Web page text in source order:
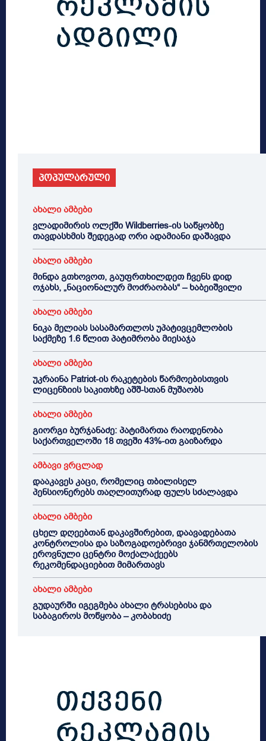
პოპულარული
ახალი ამბები
ვლადიმირის ოლქში Wildberries-ის საწყობზე
თავდასხმის შედეგად ორი ადამიანი დაშავდა
ახალი ამბები
მინდა გთხოვოთ, გაუფრთხილდეთ ჩვენს დიდ
ოჯახს, „ნაციონალურ მოძრაობას“ – ხაბეიშვილი
ახალი ამბები
ნიკა მელიას სასამართლოს უპატივცემლობის
საქმეზე 1.6 წლით პატიმრობა მიესაჯა
ახალი ამბები
უკრაინა Patriot-ის რაკეტების წარმოებისთვის
ლიცენზიის საკითხზე აშშ-სთან მუშაობს
ახალი ამბები
გიორგი ბურჯანაძე: პატიმართა რაოდენობა
საქართველოში 18 თვეში 43%-ით გაიზარდა
ამბავი ვრცლად
დააკავეს კაცი, რომელიც თბილისელ
პენსიონერებს თაღლითურად ფულს სძალავდა
ახალი ამბები
ცხელ დღეებთან დაკავშირებით, დაავადებათა
კონტროლისა და საზოგადოებრივი ჯანმრთელობის
ეროვნული ცენტრი მოქალაქეებს
რეკომენდაციებით მიმართავს
ახალი ამბები
გუდაურში იგეგმება ახალი ტრასებისა და
საბაგიროს მოწყობა – კობახიძე